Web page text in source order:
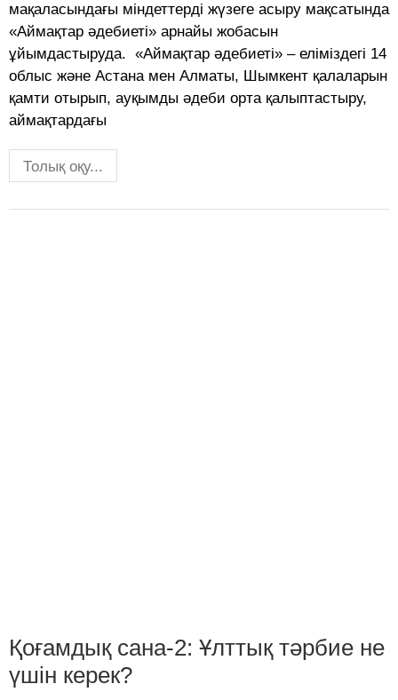
мақаласындағы міндеттерді жүзеге асыру мақсатында
«Аймақтар әдебиеті» арнайы жобасын
ұйымдастыруда. «Аймақтар әдебиеті» – еліміздегі 14
облыс және Астана мен Алматы, Шымкент қалаларын
қамти отырып, ауқымды әдеби орта қалыптастыру,
аймақтардағы
Толық оқу...
Қоғамдық сана-2: Ұлттық тәрбие не
үшін керек?